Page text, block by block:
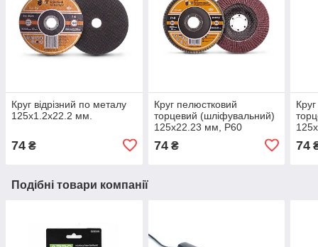
Круг відрізний по металу
125х1.2х22.2 мм.
74 ₴
Круг пелюстковий
торцевий (шліфувальний)
125х22.23 мм, Р60
74₴ 74
Подібні товари компанії